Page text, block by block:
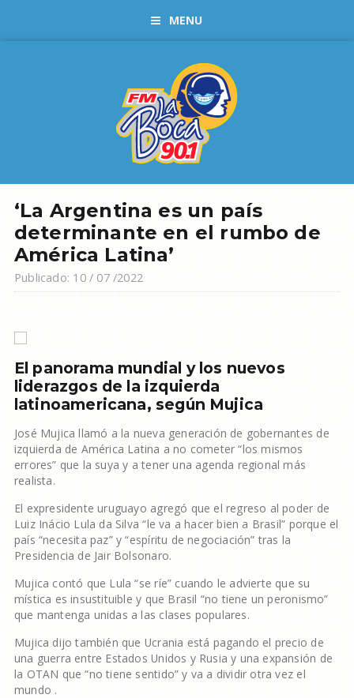
MENU
‘La Argentina es un país
determinante en el rumbo de
América Latina’
Publicado: 10 / 07 /2022
El panorama mundial y los nuevos
liderazgos de la izquierda
latinoamericana, según Mujica
José Mujica llamó a la nueva generación de gobernantes de
izquierda de América Latina a no cometer “los mismos
errores” que la suya y a tener una agenda regional más
realista.
El expresidente uruguayo agregó que el regreso al poder de
Luiz Inácio Lula da Silva “le va a hacer bien a Brasil” porque el
país “necesita paz” y “espíritu de negociación” tras la
Presidencia de Jair Bolsonaro.
Mujica contó que Lula “se ríe” cuando le advierte que su
mística es insustituible y que Brasil “no tiene un peronismo”
que mantenga unidas a las clases populares.
Mujica dijo también que Ucrania está pagando el precio de
una guerra entre Estados Unidos y Rusia y una expansión de
la OTAN que “no tiene sentido” y va a dividir otra vez el
mundo .